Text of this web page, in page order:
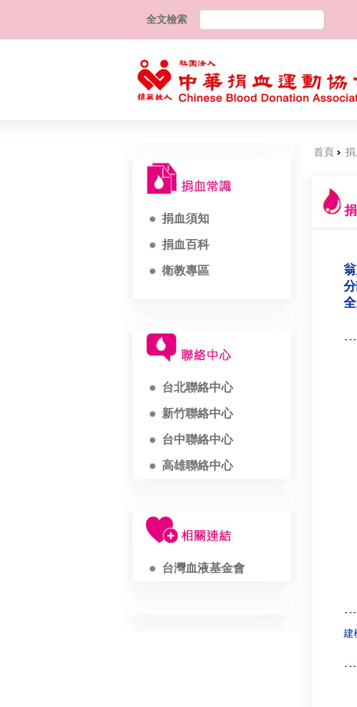
全文檢索
捐血須知
捐血百科
衛教專區
台北聯絡中心
新竹聯絡中心
台中聯絡中心
高雄聯絡中心
台灣血液基金會
首頁
建